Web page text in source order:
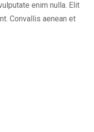
enim nulla. Elit
Convallis aenean et